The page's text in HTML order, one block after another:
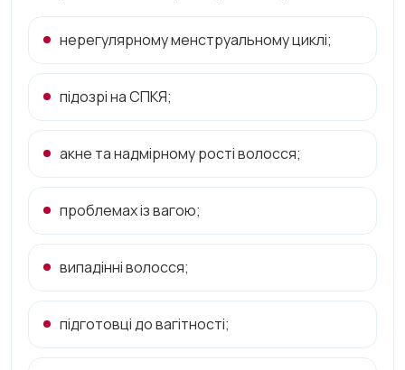
нерегулярному менструальному циклі;
підозрі на СПКЯ;
акне та надмірному рості волосся;
проблемах із вагою;
випадінні волосся;
підготовці до вагітності;